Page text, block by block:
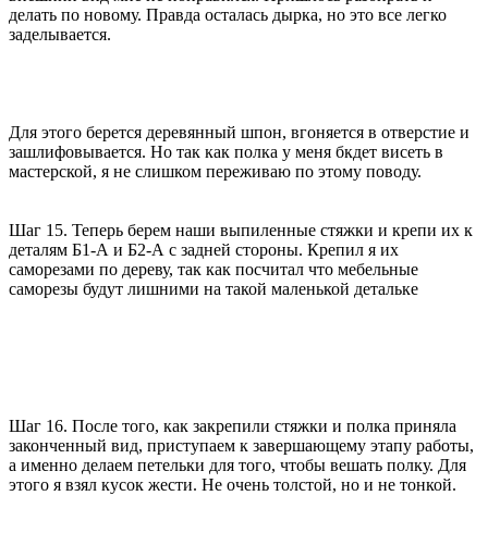
делать по новому. Правда осталась дырка, но это все легко
заделывается.
Для этого берется деревянный шпон, вгоняется в отверстие и
зашлифовывается. Но так как полка у меня бкдет висеть в
мастерской, я не слишком переживаю по этому поводу.
Шаг 15. Теперь берем наши выпиленные стяжки и крепи их к
деталям Б1-А и Б2-А с задней стороны. Крепил я их
саморезами по дереву, так как посчитал что мебельные
саморезы будут лишними на такой маленькой детальке
Шаг 16. После того, как закрепили стяжки и полка приняла
законченный вид, приступаем к завершающему этапу работы,
а именно делаем петельки для того, чтобы вешать полку. Для
этого я взял кусок жести. Не очень толстой, но и не тонкой.